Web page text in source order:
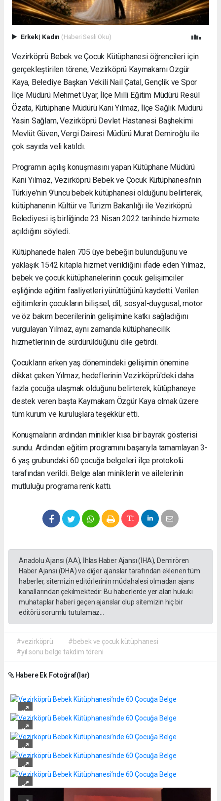
Erkek| Kadın (Haberi Sesli Oku)
Vezirköprü Bebek ve Çocuk Kütüphanesi öğrencileri için
gerçekleştirilen törene; Vezirköprü Kaymakamı Özgür
Kaya, Belediye Başkan Vekili Nail Çatal, Gençlik ve Spor
İlçe Müdürü Mehmet Uyar, İlçe Milli Eğitim Müdürü Resül
Özata, Kütüphane Müdürü Kani Yılmaz, İlçe Sağlık Müdürü
Yasin Sağlam, Vezirköprü Devlet Hastanesi Başhekimi
Mevlüt Güven, Vergi Dairesi Müdürü Murat Demiroğlu ile
çok sayıda veli katıldı.
Programın açılış konuşmasını yapan Kütüphane Müdürü
Kani Yılmaz, Vezirköprü Bebek ve Çocuk Kütüphanesi'nin
Türkiye'nin 9'uncu bebek kütüphanesi olduğunu belirterek,
kütüphanenin Kültür ve Turizm Bakanlığı ile Vezirköprü
Belediyesi iş birliğinde 23 Nisan 2022 tarihinde hizmete
açıldığını söyledi.
Kütüphanede halen 705 üye bebeğin bulunduğunu ve
yaklaşık 1542 kitapla hizmet verildiğini ifade eden Yılmaz,
bebek ve çocuk kütüphanelerinin çocuk gelişimciler
eşliğinde eğitim faaliyetleri yürüttüğünü kaydetti. Verilen
eğitimlerin çocukların bilişsel, dil, sosyal-duygusal, motor
ve öz bakım becerilerinin gelişimine katkı sağladığını
vurgulayan Yılmaz, aynı zamanda kütüphanecilik
hizmetlerinin de sürdürüldüğünü dile getirdi.
Çocukların erken yaş dönemindeki gelişimin önemine
dikkat çeken Yılmaz, hedeflerinin Vezirköprü'deki daha
fazla çocuğa ulaşmak olduğunu belirterek, kütüphaneye
destek veren başta Kaymakam Özgür Kaya olmak üzere
tüm kurum ve kuruluşlara teşekkür etti.
Konuşmaların ardından minikler kısa bir bayrak gösterisi
sundu. Ardından eğitim programını başarıyla tamamlayan 3-
6 yaş grubundaki 60 çocuğa belgeleri ilçe protokolü
tarafından verildi. Belge alan miniklerin ve ailelerinin
mutluluğu programa renk kattı.
Anadolu Ajansı (AA), İhlas Haber Ajansı (İHA), Demirören
Haber Ajansı (DHA) ve diğer ajanslar tarafından eklenen tüm
haberler, sitemizin editörlerinin müdahalesi olmadan ajans
kanallarından çekilmektedir. Bu haberlerde yer alan hukuki
muhataplar haberi geçen ajanslar olup sitemizin hiç bir
editörü sorumlu tutulamaz...
#vezirköprü
#bebek ve çocuk kütüphanesi
#yıl sonu belge takdim töreni
Habere Ek Fotoğraf(lar)